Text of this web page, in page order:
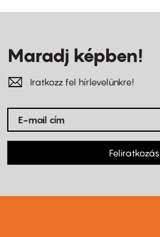
Maradj képben!
Iratkozz fel hírlevelünkre!
Feliratkozás